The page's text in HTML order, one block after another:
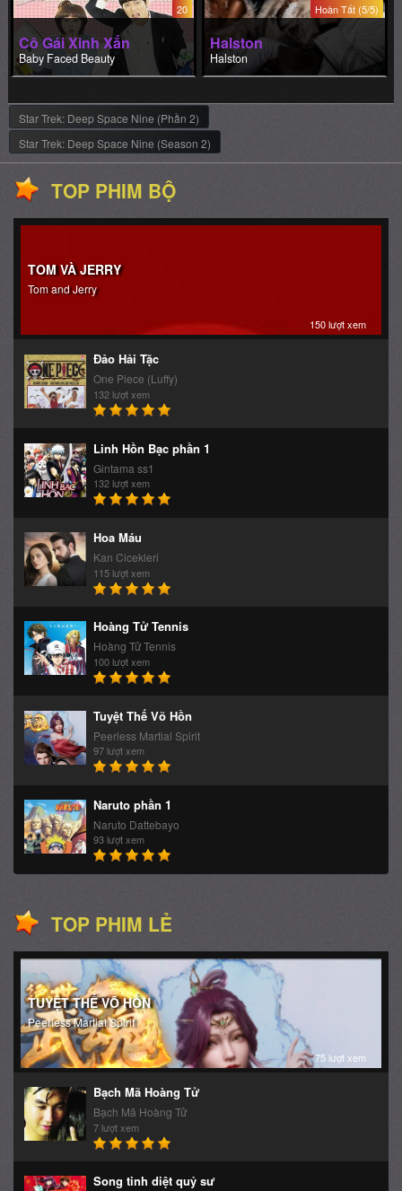
20
Cô Gái Xinh Xắn
Baby Faced Beauty
Hoàn Tất (5/5)
Halston
Halston
Star Trek: Deep Space Nine (Phần 2)
Star Trek: Deep Space Nine (Season 2)
TOP PHIM BỘ
TOM VÀ JERRY
Tom and Jerry
150 lượt xem
Đảo Hải Tặc
One Piece (Luffy)
132 lượt xem
Linh Hồn Bạc phần 1
Gintama ss1
132 lượt xem
Hoa Máu
Kan Cicekleri
115 lượt xem
Hoàng Tử Tennis
Hoàng Tử Tennis
100 lượt xem
Tuyệt Thế Võ Hồn
Peerless Martial Spirit
97 lượt xem
Naruto phần 1
Naruto Dattebayo
93 lượt xem
TOP PHIM LẺ
TUYỆT THẾ VÕ HỒN
Peerless Martial Spirit
75 lượt xem
Bạch Mã Hoàng Tử
Bạch Mã Hoàng Tử
7 lượt xem
Song tinh diệt quỷ sư